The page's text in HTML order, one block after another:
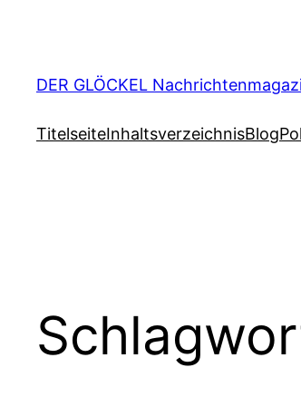
DER GLÖCKEL
TitelseiteInhaltsverzeichnisBlog